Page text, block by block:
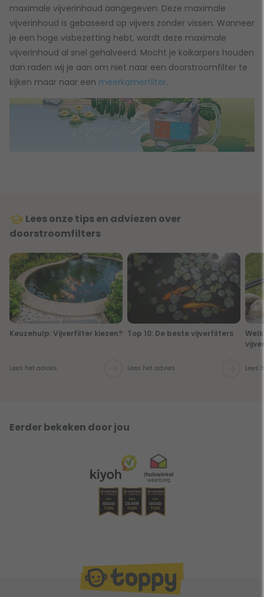
maximale vijverinhoud aangegeven. Deze maximale
vijverinhoud is gebaseerd op vijvers zonder vissen. Wanneer
je een hoge visbezetting hebt, wordt deze maximale
vijverinhoud al snel gehalveerd. Mocht je koikarpers houden
dan raden wij je aan om niet naar een doorstroomfilter te
kijken maar naar een meerkamerfilter.
Lees onze tips en adviezen over
doorstroomfilters
Keuzehulp: Vijverfilter kiezen?
Lees het advies
Top 10: De beste vijverfilters
Lees het advies Lees
Eerder bekeken door jou